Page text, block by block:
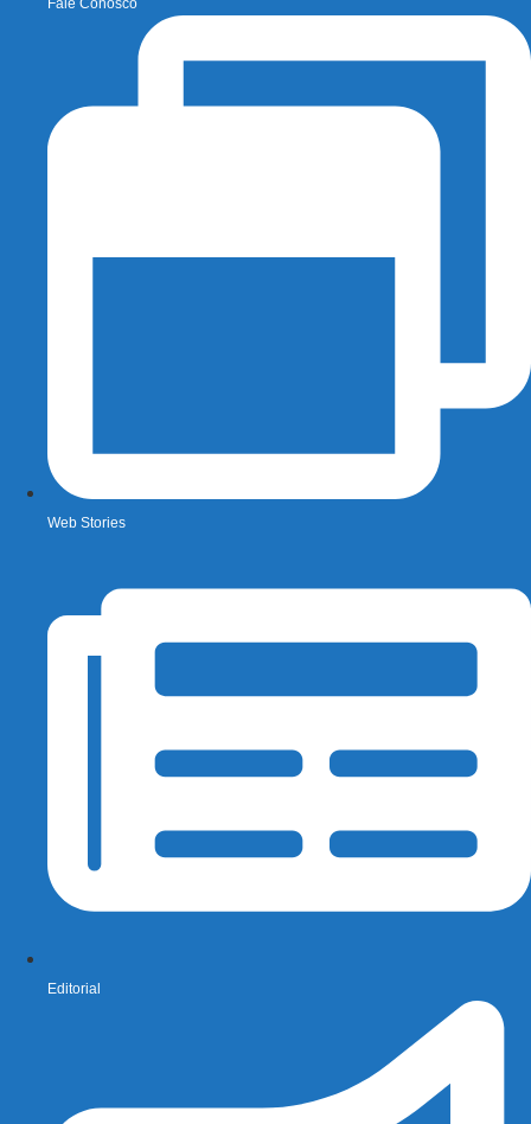
Fale Conosco
Web Stories
Editorial